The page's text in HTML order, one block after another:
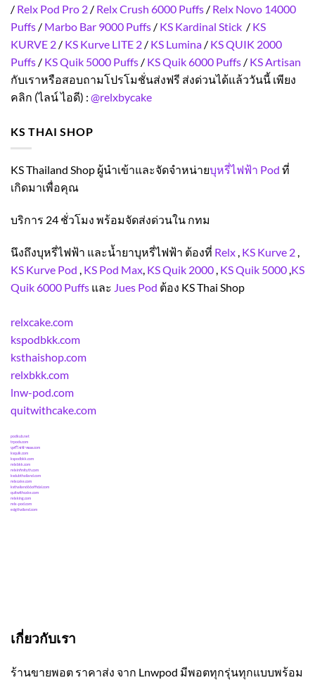
/ Relx Pod Pro 2 / Relx Crush 6000 Puffs / Relx Novo 14000
Puffs / Marbo Bar 9000 Puffs / KS Kardinal Stick / KS
KURVE 2 / KS Kurve LITE 2 / KS Lumina / KS QUIK 2000
Puffs / KS Quik 5000 Puffs / KS Quik 6000 Puffs / KS Artisan
กับเราหรือสอบถามโปรโมชั่นส่งฟรี ส่งด่วนได้แล้ววันนี้ เพียง
คลิก (ไลน์ ไอดี) : @relxbycake
KS THAI SHOP
KS Thailand Shop ผู้นำเข้าและจัดจำหน่ายบุหรี่ไฟฟ้า Pod ที่
เกิดมาเพื่อคุณ
บริการ 24 ชั่วโมง พร้อมจัดส่งด่วนใน กทม
นึงถึงบุหรี่ไฟฟ้า และน้ำยาบุหรี่ไฟฟ้า ต้องที่ Relx , KS Kurve 2 ,
KS Kurve Pod , KS Pod Max, KS Quik 2000 , KS Quik 5000 ,KS
Quik 6000 Puffs และ Jues Pod ต้อง KS Thai Shop
relxcake.com
kspodbkk.com
ksthaishop.com
relxbkk.com
lnw-pod.com
quitwithcake.com
podkub.net
trpods.com
บุหรี่ไฟฟ้าพอด.com
ksquik.com
kspodbkk.com
relxbkk.com
relxinfinityth.com
ksclubthailand.com
relxcake.com
ksthailand66official.com
quitwithcake.com
relxking.com
relx-pod.com
ecigthailand.com
เกี่ยวกับเรา
ร้านขายพอต ราคาส่ง จาก Lnwpod มีพอตทุกรุ่นทุกแบบพร้อม